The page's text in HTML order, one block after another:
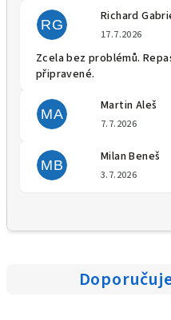
RG
Richard
17.7.2026
Zcela bez problémů.
připravené.
MA
Martin Aleš
7.7.2026
MB
Milan Beneš
3.7.2026